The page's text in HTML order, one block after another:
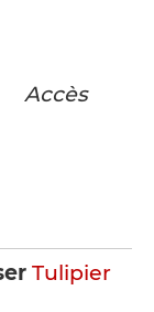
Accès
Tulipier